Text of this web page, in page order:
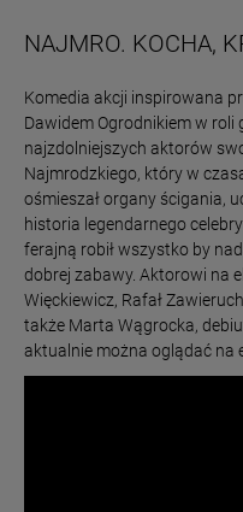
NAJMRO. KOCHA,
Komedia akcji inspirowana
Dawidem Ogrodnikiem w roli
najzdolniejszych aktorów
Najmrodzkiego, który w
ośmieszał organy ścigania,
historia legendarnego
ferajną robił wszystko by
dobrej zabawy. Aktorowi na
Więckiewicz, Rafał
także Marta Wągrocka,
aktualnie można oglądać na